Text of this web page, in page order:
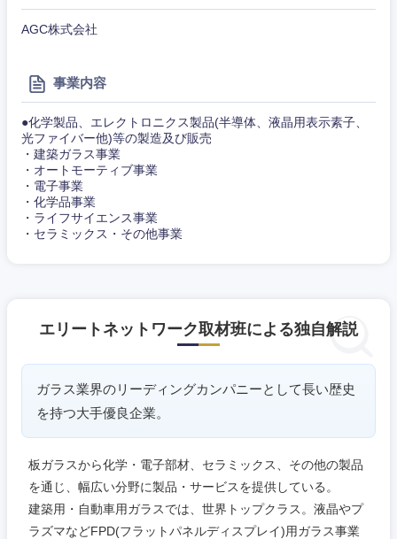
AGC株式会社
事業内容
●化学製品、エレクトロニクス製品(半導体、液晶用表示素子、
光ファイバー他)等の製造及び販売
・建築ガラス事業
・オートモーティブ事業
・電子事業
・化学品事業
・ライフサイエンス事業
・セラミックス・その他事業
エリートネットワーク取材班による独自解説
ガラス業界のリーディングカンパニーとして長い歴史
を持つ大手優良企業。
板ガラスから化学・電子部材、セラミックス、その他の製品
を通じ、幅広い分野に製品・サービスを提供している。
建築用・自動車用ガラスでは、世界トップクラス。液晶やプ
ラズマなどFPD(フラットパネルディスプレイ)用ガラス事業